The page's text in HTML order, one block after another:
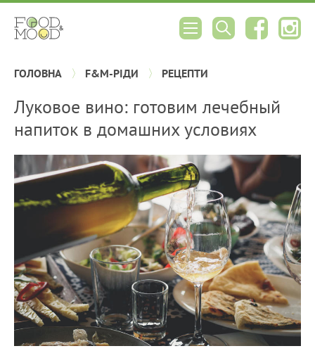
ГОЛОВНА F&M-РІДИ РЕЦЕПТИ
Луковое вино: готовим лечебный
напиток в домашних условиях